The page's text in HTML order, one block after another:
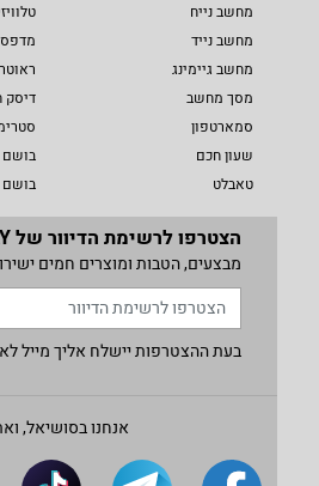
מחשב נייח
מחשב נייד
מחשב גיימינג
מסך מחשב
סמארטפון
שעון חכם
טאבלט
ראוטר
דיסק
בושם
הצטרפו לרשימת הדיוור של IVORY
מבצעים, הטבות ומוצרים חמים
בעת ההצטרפות יישלח אליך מייל
אנחנו בסושיאל,